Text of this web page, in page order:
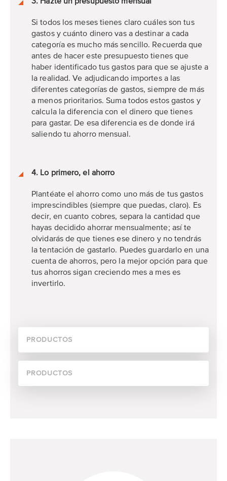
Si todos los meses tienes claro cuáles son tus
gastos y cuánto dinero vas a destinar a cada
categoría es mucho más sencillo. Recuerda que
antes de hacer este presupuesto tienes que
haber identificado tus gastos para que se ajuste a
la realidad. Ve adjudicando importes a las
diferentes categorías de gastos, siempre de más
a menos prioritarios. Suma todos estos gastos y
calcula la diferencia con el dinero que tienes
para gastar. De esa diferencia es de donde irá
saliendo tu ahorro mensual.
4. Lo primero, el ahorro
Plantéate el ahorro como uno más de tus gastos
imprescindibles (siempre que puedas, claro). Es
decir, en cuanto cobres, separa la cantidad que
hayas decidido ahorrar mensualmente; así te
olvidarás de que tienes ese dinero y no tendrás
la tentación de gastarlo. Puedes guardarlo en una
cuenta de ahorros, pero la mejor opción para que
tus ahorros sigan creciendo mes a mes es
invertirlo.
PRODUCTOS
PRODUCTOS